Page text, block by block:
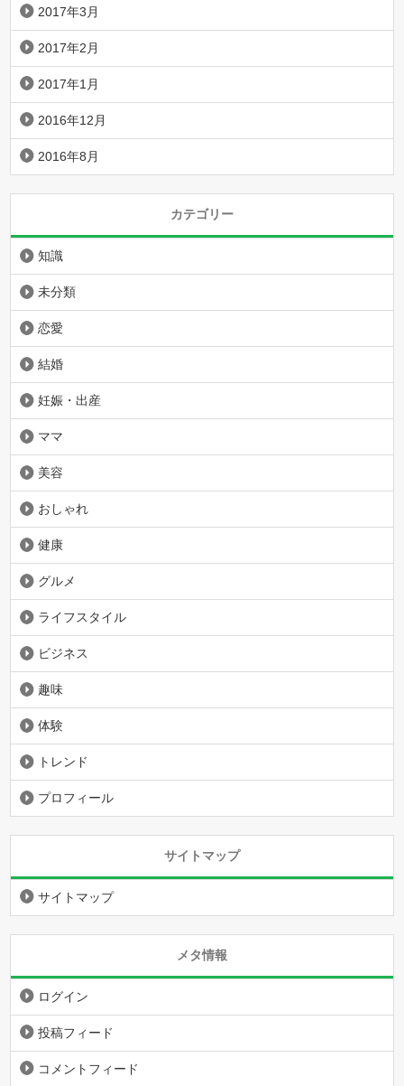
2017年3月
2017年2月
2017年1月
2016年12月
2016年8月
カテゴリー
知識
未分類
恋愛
結婚
妊娠・出産
ママ
美容
おしゃれ
健康
グルメ
ライフスタイル
ビジネス
趣味
体験
トレンド
プロフィール
サイトマップ
サイトマップ
メタ情報
ログイン
投稿フィード
コメントフィード